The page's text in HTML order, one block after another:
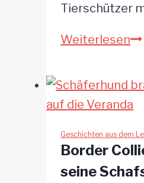
Tierschützer
Weiterlesen
in
Geschichten aus dem
Border
seine